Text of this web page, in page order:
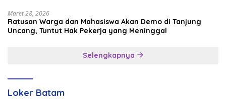
Maret 28, 2026
Ratusan Warga dan Mahasiswa Akan Demo di Tanjung
Uncang, Tuntut Hak Pekerja yang Meninggal
Selengkapnya
Loker Batam